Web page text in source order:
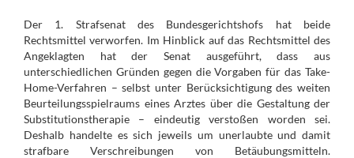
Der 1. Strafsenat des Bundesgerichtshofs hat beide
Rechtsmittel verworfen. Im Hinblick auf das Rechtsmittel des
Angeklagten hat der Senat ausgeführt, dass aus
unterschiedlichen Gründen gegen die Vorgaben für das Take-
Home-Verfahren – selbst unter Berücksichtigung des weiten
Beurteilungsspielraums eines Arztes über die Gestaltung der
Substitutionstherapie – eindeutig verstoßen worden sei.
Deshalb handelte es sich jeweils um unerlaubte und damit
strafbare Verschreibungen von Betäubungsmitteln.